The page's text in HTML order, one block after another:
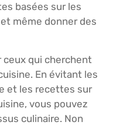
basées sur les
même donner des
ceux qui cherchent
En évitant les
et les recettes sur
vous pouvez
culinaire. Non